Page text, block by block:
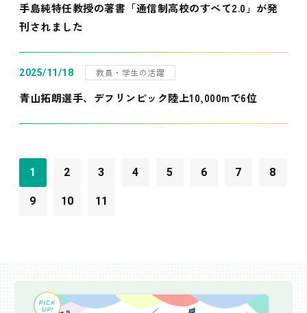
手島純特任教授の著書「通信制高校のすべて2.0」が発
刊されました
2025/11/18 教員・学生の活躍
青山拓朗選手、デフリンピック陸上10,000mで6位
1 2 3 4 5 6 7 8
9 10 11